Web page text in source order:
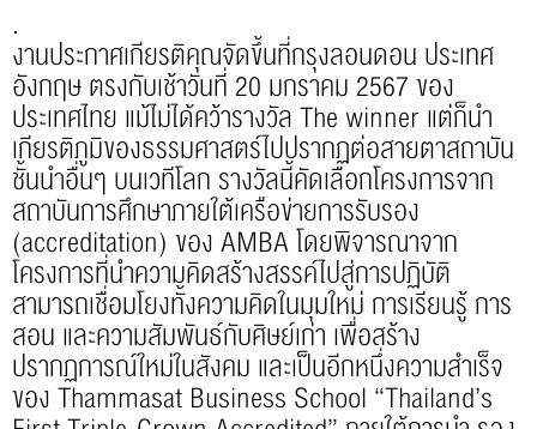
.
งานประกาศเกียรติคุณจัดขึ้นที่กรุงลอนดอน ประเทศ
อังกฤษ ตรงกับเช้าวันที่ 20 มกราคม 2567 ของ
ประเทศไทย แม้ไม่ได้คว้ารางวัล The winner แต่ก็นำ
เกียรติภูมิของธรรมศาสตร์ไปปรากฏต่อสายตาสถาบัน
ชั้นนำอื่นๆ บนเวทีโลก รางวัลนี้คัดเลือกโครงการจาก
สถาบันการศึกษาภายใต้เครือข่ายการรับรอง
(accreditation) ของ AMBA โดยพิจารณาจาก
โครงการที่นำความคิดสร้างสรรค์ไปสู่การปฏิบัติ
สามารถเชื่อมโยงทั้งความคิดในมุมใหม่ การเรียนรู้ การ
สอน และความสัมพันธ์กับศิษย์เก่า เพื่อสร้าง
ปรากฏการณ์ใหม่ในสังคม และเป็นอีกหนึ่งความสำเร็จ
ของThammasat Business School “Thailand’s